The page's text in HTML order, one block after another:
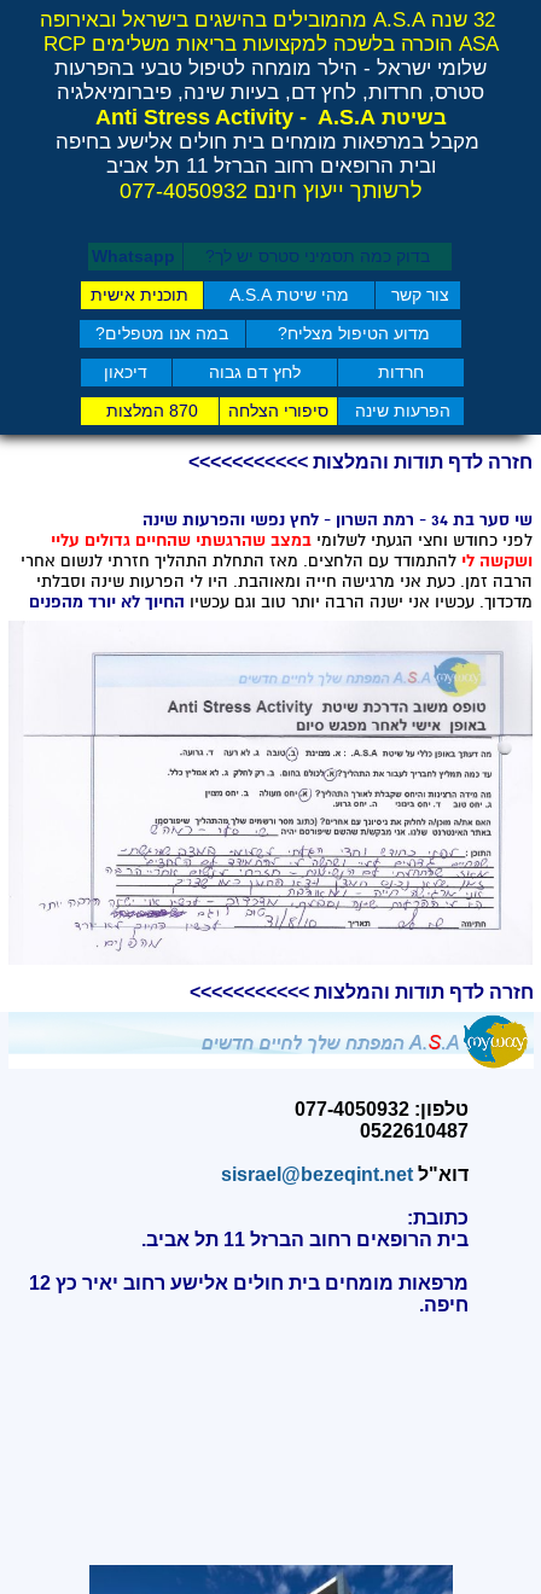
צור קשר מהי שיטת A.S.A תוכנית אישית
חרדות לחץ דם גבוה דיכאון
מדוע הטיפול מצליח? במה אנו מטפלים?
הפרעות שינה סיפורי הצלחה 870 המלצות
בדוק כמה תסמיני סט​רס יש לך? Whatsapp
32 שנה A.S.A מהמובילים בהישגים בישראל ובאירופה
ASA הוכרה בלשכה למקצועות בריאות משלימים RCP
שלומי ישראל - הילר מומחה לטיפול טבעי בהפרעות
סטרס, חרדות, לחץ דם, בעיות שינה, פיברומיאלגיה
בשיטת Anti Stress Activity - A.S.A
מקבל במרפאות מומחים בית חולים אלישע בחיפה
ובית הרופאים רחוב הברזל 11 תל אביב
לרשותך ייעוץ חינם 077-4050932
שי סער בת 34 - רמת השרון - לחץ נפשי והפרעות שינה
לפני כחודש וחצי הגעתי לשלומי במצב שהרגשתי שהחיים גדולים עליי
ושקשה לי להתמודד עם הלחצים. מאז התחלת התהליך חזרתי לנשום אחרי
הרבה זמן. כעת אני מרגישה חייה ומאוהבת. היו לי הפרעות שינה וסבלתי
מדכדוך. עכשיו אני ישנה הרבה יותר טוב וגם עכשיו החיוך לא יורד מהפנים
חזרה לדף תודות והמלצות >>>>>>>>>>>
חזרה לדף תודות והמלצות >>>>>>>>>>>
טלפון: 077-4050932
0522610487
דוא"לsisrael@bezeqint.net
כתובת:
בית הרופאים רחוב הברזל 11 תל אביב.
מרפאות מומחים בית חולים אלישע רחוב יאיר כץ 12
חיפה.